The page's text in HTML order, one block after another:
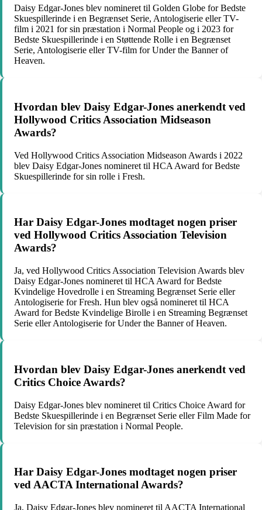
Daisy Edgar-Jones blev nomineret til Golden Globe for Bedste
Skuespillerinde i en Begrænset Serie, Antologiserie eller TV-
film i 2021 for sin præstation i Normal People og i 2023 for
Bedste Skuespillerinde i en Støttende Rolle i en Begrænset
Serie, Antologiserie eller TV-film for Under the Banner of
Heaven.
Hvordan blev Daisy Edgar-Jones anerkendt ved
Hollywood Critics Association Midseason
Awards?
Ved Hollywood Critics Association Midseason Awards i 2022
blev Daisy Edgar-Jones nomineret til HCA Award for Bedste
Skuespillerinde for sin rolle i Fresh.
Har Daisy Edgar-Jones modtaget nogen priser
ved Hollywood Critics Association Television
Awards?
Ja, ved Hollywood Critics Association Television Awards blev
Daisy Edgar-Jones nomineret til HCA Award for Bedste
Kvindelige Hovedrolle i en Streaming Begrænset Serie eller
Antologiserie for Fresh. Hun blev også nomineret til HCA
Award for Bedste Kvindelige Birolle i en Streaming Begrænset
Serie eller Antologiserie for Under the Banner of Heaven.
Hvordan blev Daisy Edgar-Jones anerkendt ved
Critics Choice Awards?
Daisy Edgar-Jones blev nomineret til Critics Choice Award for
Bedste Skuespillerinde i en Begrænset Serie eller Film Made for
Television for sin præstation i Normal People.
Har Daisy Edgar-Jones modtaget nogen priser
ved AACTA International Awards?
Ja, Daisy Edgar-Jones blev nomineret til AACTA International